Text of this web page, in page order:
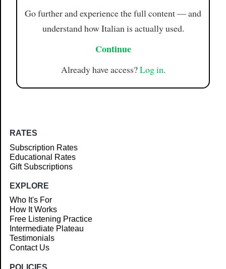
Go further and experience the full content — and
understand how Italian is actually used.
Continue
Already have access?Log in.
RATES
Subscription Rates
Educational Rates
Gift Subscriptions
EXPLORE
Who It's For
How It Works
Free Listening Practice
Intermediate Plateau
Testimonials
Contact Us
POLICIES